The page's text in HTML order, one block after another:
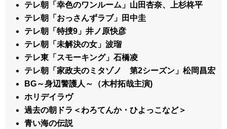
テレ朝「幸色のワンルーム」山田杏奈、上杉柊平
テレ朝「おっさんずラブ」田中圭
テレ朝「特捜9」井ノ原快彦
テレ朝「未解決の女」波瑠
テレ東「スモーキング」石橋凌
テレ朝「家政夫のミタゾノ 第2シーズン」松岡昌宏
BG～身辺警護人～（木村拓哉主演)
ホリデイラヴ
過去の朝ドラ＜わろてんか・ひよっこなど＞
青い海の伝説